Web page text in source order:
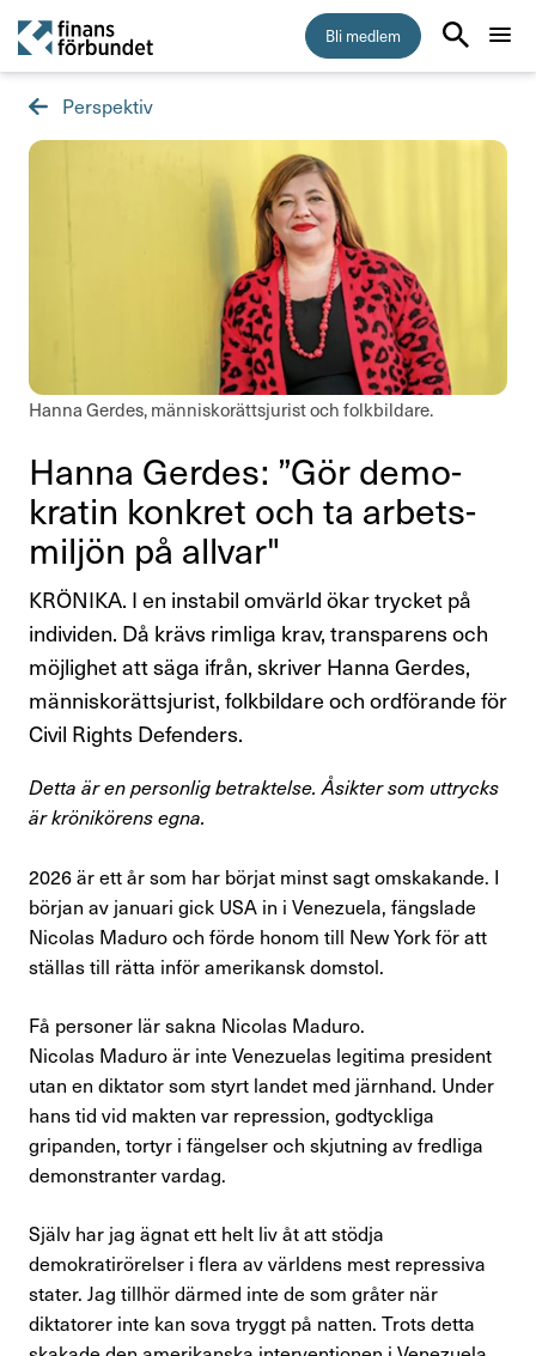
Bli medlem
Medlemskap
Råd & stöd
Om Finansförbundet
Press & opinion
Pressmeddelanden
Nyheter
Finansförbundets åsikter
Rapporter
Demokratifrågor
Nationella samarbeten
Internationellt arbete
Förtroendevald
In English
Logga in
Perspektiv
Hanna Gerdes, människorättsjurist och folkbildare.
Hanna Gerdes: ”Gör demo­
kratin konkret och ta arbets­
miljön på allvar"
KRÖNIKA. I en instabil omvärld ökar trycket på
individen. Då krävs rimliga krav, transparens och
möjlighet att säga ifrån, skriver Hanna Gerdes,
människorättsjurist, folkbildare och ordförande för
Civil Rights Defenders.
Detta är en personlig betraktelse. Åsikter som uttrycks
är krönikörens egna.
2026 är ett år som har börjat minst sagt omskakande. I
början av januari gick USA in i Venezuela, fängslade
Nicolas Maduro och förde honom till New York för att
ställas till rätta inför amerikansk domstol.
Få personer lär sakna Nicolas Maduro.
Nicolas Maduro är inte Venezuelas legitima president
utan en diktator som styrt landet med järnhand. Under
hans tid vid makten var repression, godtyckliga
gripanden, tortyr i fängelser och skjutning av fredliga
demonstranter vardag.
Själv har jag ägnat ett helt liv åt att stödja
demokratirörelser i flera av världens mest repressiva
stater. Jag tillhör därmed inte de som gråter när
diktatorer inte kan sova tryggt på natten. Trots detta